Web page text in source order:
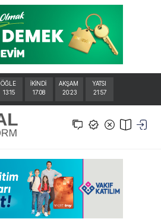
ÖĞLE
13:15
İKİNDİ
17:08
AKŞAM
20:23
YATSI
21:57